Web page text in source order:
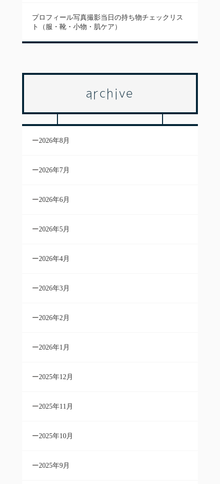
プロフィール写真撮影当日の持ち物チェックリス
ト（服・靴・小物・肌ケア）
archive
2026年8月
2026年7月
2026年6月
2026年5月
2026年4月
2026年3月
2026年2月
2026年1月
2025年12月
2025年11月
2025年10月
2025年9月